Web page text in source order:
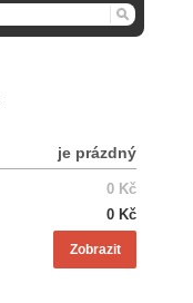
je prázdný
0 Kč
0 Kč
Zobrazit